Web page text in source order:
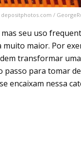
/
seu uso
maior. Por
transformar
para tomar
encaixam nessa